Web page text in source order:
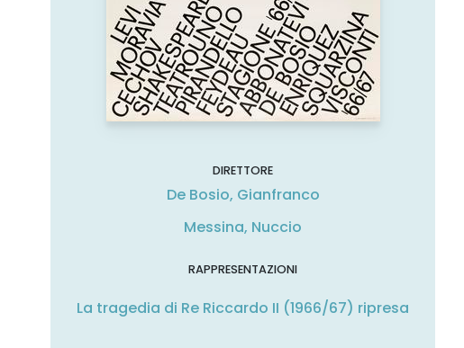
DIRETTORE
De Bosio, Gianfranco
Messina, Nuccio
RAPPRESENTAZIONI
La tragedia di Re Riccardo II (1966/67) ripresa